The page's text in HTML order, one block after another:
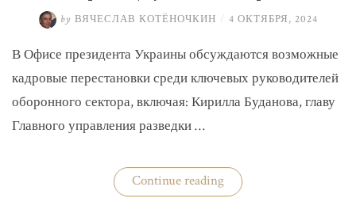
by ВЯЧЕСЛАВ КОТЁНОЧКИН / 4 ОКТЯБРЯ, 2024
В Офисе президента Украины обсуждаются возможные
кадровые перестановки среди ключевых руководителей
оборонного сектора, включая: Кирилла Буданова, главу
Главного управления разведки …
Continue reading«На
Банковой